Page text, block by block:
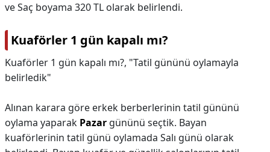
ve Saç boyama 320 TL olarak belirlendi.
Kuaförler 1 gün kapalı mı?
Kuaförler 1 gün kapalı mı?, "Tatil gününü oylamayla
belirledik"
Alınan karara göre erkek berberlerinin tatil gününü
oylama yaparak Pazar gününü seçtik. Bayan
kuaförlerinin tatil günü oylamada Salı günü olarak